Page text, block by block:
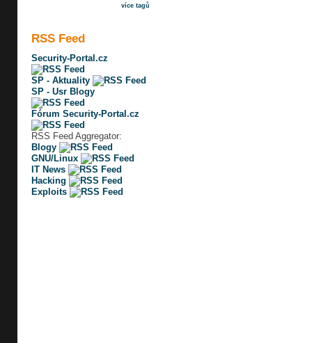
více tagů
RSS Feed
Security-Portal.cz
SP - Aktuality
SP - Usr Blogy
Fórum Security-Portal.cz
RSS Feed Aggregator:
Blogy
GNU/Linux
IT News
Hacking
Exploits